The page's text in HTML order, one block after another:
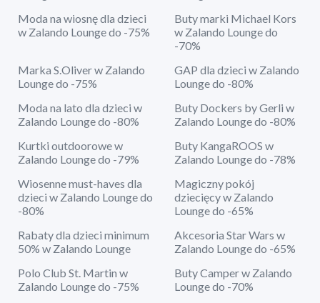
Moda na wiosnę dla dzieci
w Zalando Lounge do -75%
Buty marki Michael Kors
w Zalando Lounge do
-70%
Marka S.Oliver w Zalando
Lounge do -75%
GAP dla dzieci w Zalando
Lounge do -80%
Moda na lato dla dzieci w
Zalando Lounge do -80%
Buty Dockers by Gerli w
Zalando Lounge do -80%
Kurtki outdoorowe w
Zalando Lounge do -79%
Buty KangaROOS w
Zalando Lounge do -78%
Wiosenne must-haves dla
dzieci w Zalando Lounge do
-80%
Magiczny pokój
dziecięcy w Zalando
Lounge do -65%
Rabaty dla dzieci minimum
50% w Zalando Lounge
Akcesoria Star Wars w
Zalando Lounge do -65%
Polo Club St. Martin w
Zalando Lounge do -75%
Buty Camper w Zalando
Lounge do -70%